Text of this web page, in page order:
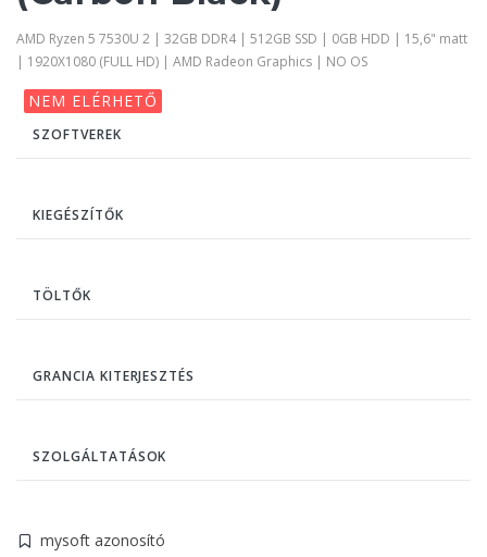
AMD Ryzen 5 7530U 2 | 32GB DDR4 | 512GB SSD | 0GB HDD | 15,6" matt
| 1920X1080 (FULL HD) | AMD Radeon Graphics | NO OS
NEM ELÉRHETŐ
SZOFTVEREK
KIEGÉSZÍTŐK
TÖLTŐK
GRANCIA KITERJESZTÉS
SZOLGÁLTATÁSOK
mysoft azonosító